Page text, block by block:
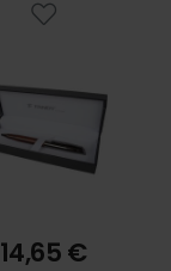
14,65 €